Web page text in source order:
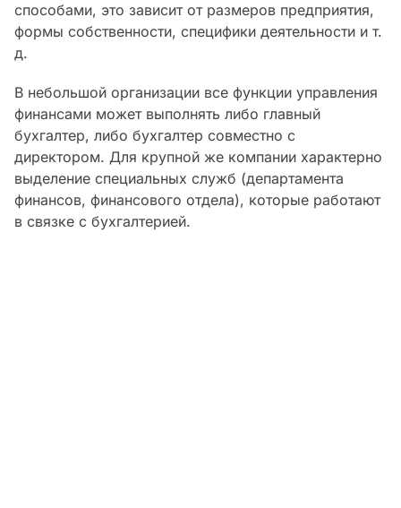
способами, это зависит от размеров предприятия,
формы собственности, специфики деятельности и т.
д.
В небольшой организации все функции управления
финансами может выполнять либо главный
бухгалтер, либо бухгалтер совместно с
директором. Для крупной же компании характерно
выделение специальных служб (департамента
финансов, финансового отдела), которые работают
в связке с бухгалтерией.